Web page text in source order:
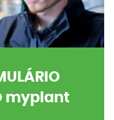
myplant